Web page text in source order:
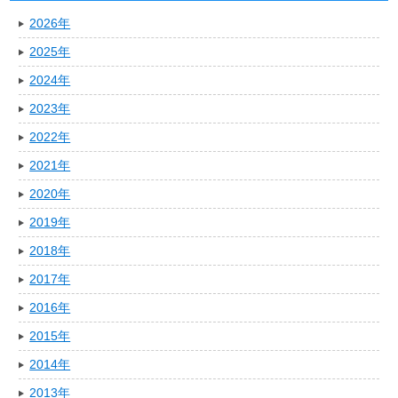
2026年
2025年
2024年
2023年
2022年
2021年
2020年
2019年
2018年
2017年
2016年
2015年
2014年
2013年